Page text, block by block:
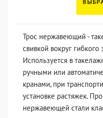
Трос нержавеющий -
свивкой вокруг гибкого
Используется в
ручными или
кранами, при
установке растяжек.
нержавеющей стали